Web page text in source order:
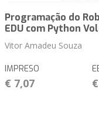
Programação do
EDU com Python
Vitor Amadeu Souza
IMPRESO
€ 7,07